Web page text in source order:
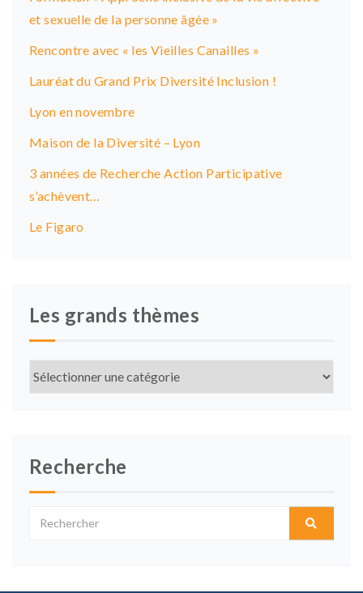
et sexuelle de la personne âgée »
Rencontre avec « les Vieilles Canailles »
Lauréat du Grand Prix Diversité Inclusion !
Lyon en novembre
Maison de la Diversité – Lyon
3 années de Recherche Action Participative
s’achèvent…
Le Figaro
Les grands thèmes
Les
Recherche